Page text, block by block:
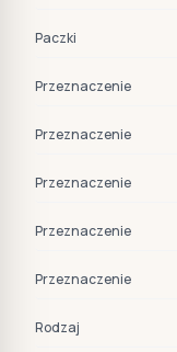
Paczki
Przeznaczenie
Przeznaczenie
Przeznaczenie
Przeznaczenie
Przeznaczenie
Rodzaj